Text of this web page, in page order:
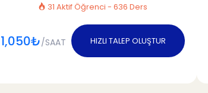
31 Aktif Öğrenci - 636 Ders
1,050₺/SAAT HIZLI TALEP OLUŞTUR